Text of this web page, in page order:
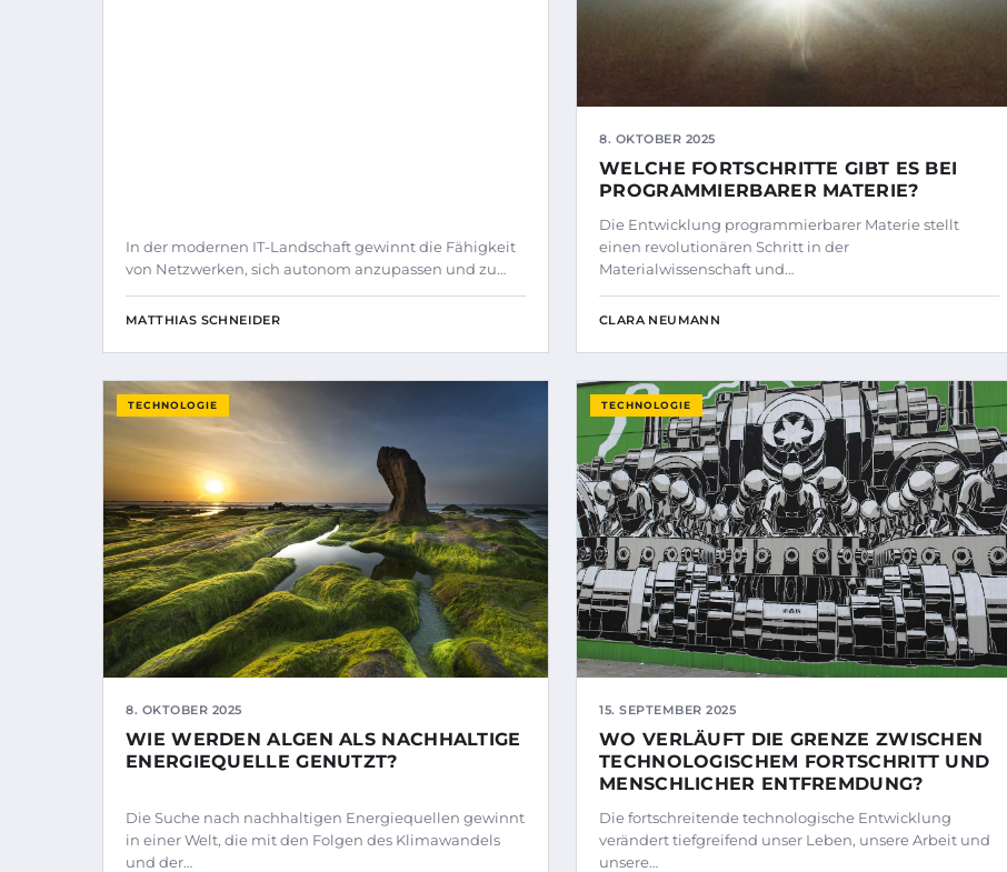
In der modernen IT-Landschaft gewinnt die Fähigkeit
von Netzwerken, sich autonom anzupassen und zu…
MATTHIAS SCHNEIDER
8. OKTOBER 2025
WELCHE FORTSCHRITTE GIBT ES BEI
PROGRAMMIERBARER MATERIE?
Die Entwicklung programmierbarer Materie stellt
einen revolutionären Schritt in der
Materialwissenschaft und…
CLARA NEUMANN
TECHNOLOGIE
8. OKTOBER 2025
WIE WERDEN ALGEN ALS NACHHALTIGE
ENERGIEQUELLE GENUTZT?
Die Suche nach nachhaltigen Energiequellen gewinnt
in einer Welt, die mit den Folgen des Klimawandels
und der…
TECHNOLOGIE
15. SEPTEMBER 2025
WO VERLÄUFT DIE GRENZE ZWISCHEN
TECHNOLOGISCHEM FORTSCHRITT UND
MENSCHLICHER ENTFREMDUNG?
Die fortschreitende technologische Entwicklung
verändert tiefgreifend unser Leben, unsere Arbeit und
unsere…